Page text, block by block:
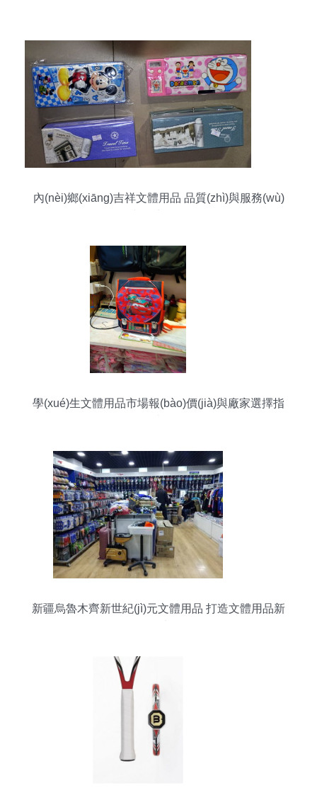
內(nèi)鄉(xiāng)吉祥文體用品 品質(zhì)與服務(wù)
學(xué)生文體用品市場報(bào)價(jià)與廠家選擇指
新疆烏魯木齊新世紀(jì)元文體用品 打造文體用品新